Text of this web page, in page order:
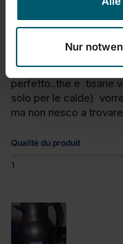
Nur
soddisfattissima!!!
Thermoskanne Bolero
l'ho comprato nel
perfetto..the e  tisane
solo per le calde)
ma non riesco a
Qualité du produit
1